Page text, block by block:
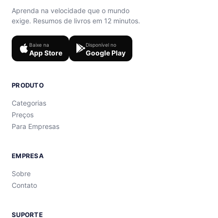
Aprenda na velocidade que o mundo
exige. Resumos de livros em 12 minutos.
Baixe na
App Store
Disponível no
Google Play
PRODUTO
Categorias
Preços
Para Empresas
EMPRESA
Sobre
Contato
SUPORTE